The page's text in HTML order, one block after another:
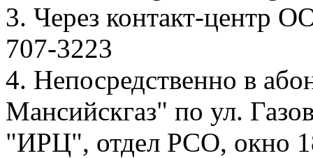
3. Через контакт-центр
707-3223
4. Непосредственно в
Мансийскгаз" по ул.
"ИРЦ", отдел РСО, окно